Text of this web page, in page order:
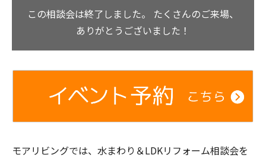
この相談会は終了しました。 たくさんのご来場、
ありがとうございました！
モアリビングでは、水まわり＆LDKリフォーム相談会を